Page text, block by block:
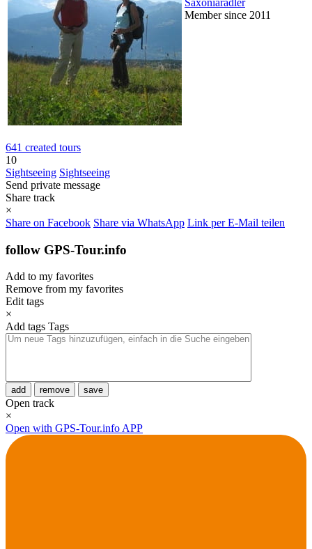
Member since 2011
641 created tours
10
Sightseeing Sightseeing
Send private message
Share track
×
Share on Facebook Share via WhatsApp Link per E-Mail teilen
follow GPS-Tour.info
Add to my favorites
Remove from my favorites
Edit tags
×
Add tags Tags
add remove save
Open track
×
Open with GPS-Tour.info APP